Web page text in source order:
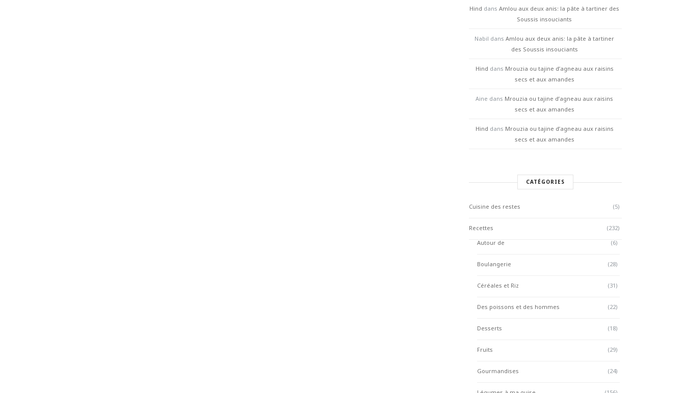
Hind dans Amlou aux deux anis: la pâte à tartiner des
Soussis insouciants
Nabil dans Amlou aux deux anis: la pâte à tartiner
des Soussis insouciants
Hind dans Mrouzia ou tajine d’agneau aux raisins
secs et aux amandes
Aine dans Mrouzia ou tajine d’agneau aux raisins
secs et aux amandes
Hind dans Mrouzia ou tajine d’agneau aux raisins
secs et aux amandes
CATÉGORIES
Cuisine des restes (5)
Recettes
(232)
Autour de
(6)
Boulangerie (28)
Céréales et Riz (31)
Des poissons et des hommes (22)
Desserts (18)
Fruits (29)
Gourmandises (24)